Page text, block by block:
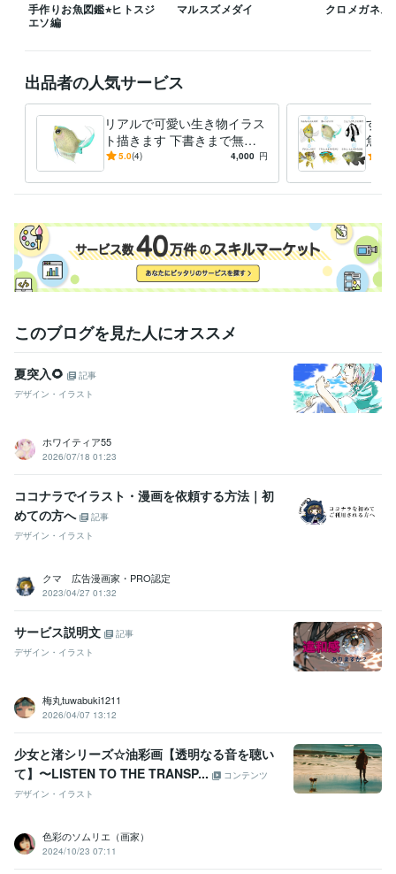
手作りお魚図鑑⭐︎ヒトスジ
エソ編
マルスズメダイ クロメガネス
出品者の人気サービス
リアルで可愛い生き物イラス
ト描きます 下書きまで無料⭐︎
イメージにご納得いただいて
5.0(4) 4,000 円
すぐ
魚イ
イビ
このブログを見た人にオススメ
夏突入🌻
記事
デザイン・イラスト
ホワイティア55
2026/07/18 01:23
ココナラでイラスト・漫画を依頼する方法｜初
めての方へ
記事
デザイン・イラスト
クマ 広告漫画家・PRO認定
2023/04/27 01:32
サービス説明文
記事
デザイン・イラスト
梅丸tuwabuki1211
2026/04/07 13:12
少女と渚シリーズ☆油彩画【透明なる音を聴い
て】〜LISTEN TO THE TRANSP...
コンテンツ
デザイン・イラスト
色彩のソムリエ（画家）
2024/10/23 07:11